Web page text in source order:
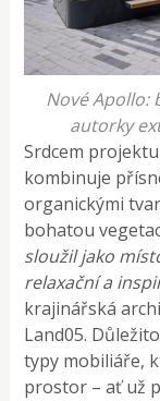
Nové Apollo:
autorky
Srdcem
kombinuje
organickými
bohatou
sloužil jako
relaxační a
krajinářská
Land05​.
typy mobiliáře,
prostor – ať už